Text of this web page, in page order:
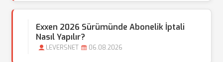
Exxen 2026 Sürümünde Abonelik İptali
Nasıl Yapılır?
LEVERSNET 06.08.2026